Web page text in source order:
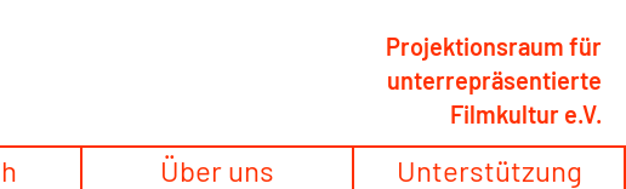
Projektionsraum für
unterrepräsentierte
Filmkultur e.V.
Über uns Unterstützung